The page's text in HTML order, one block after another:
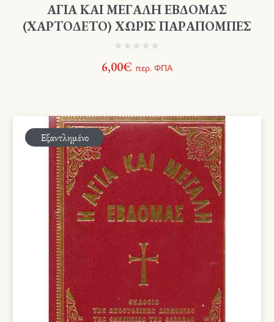
ΑΓΙΑ ΚΑΙ ΜΕΓΑΛΗ ΕΒΔΟΜΑΣ
(ΧΑΡΤΟΔΕΤΟ) ΧΩΡΙΣ ΠΑΡΑΠΟΜΠΕΣ
6,00€ περ. ΦΠΑ
Εξαντλημένο